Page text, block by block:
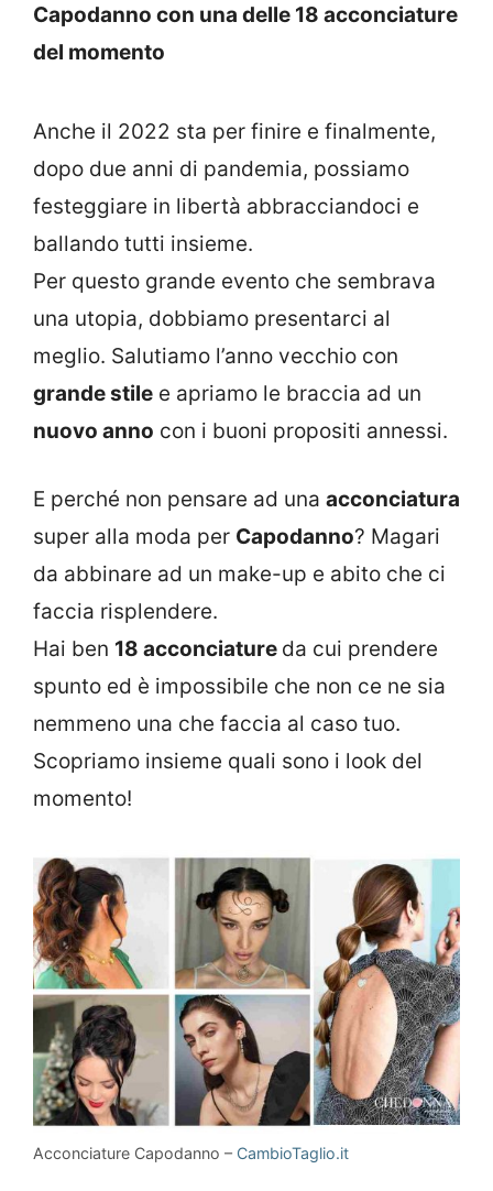
Capodanno con una delle 18 acconciature
del momento
Anche il 2022 sta per finire e finalmente,
dopo due anni di pandemia, possiamo
festeggiare in libertà abbracciandoci e
ballando tutti insieme.
Per questo grande evento che sembrava
una utopia, dobbiamo presentarci al
meglio. Salutiamo l’anno vecchio con
grande stile e apriamo le braccia ad un
nuovo anno con i buoni propositi annessi.
E perché non pensare ad una acconciatura
super alla moda per Capodanno? Magari
da abbinare ad un make-up e abito che ci
faccia risplendere.
Hai ben 18 acconciature da cui prendere
spunto ed è impossibile che non ce ne sia
nemmeno una che faccia al caso tuo.
Scopriamo insieme quali sono i look del
momento!
Acconciature Capodanno – CambioTaglio.it